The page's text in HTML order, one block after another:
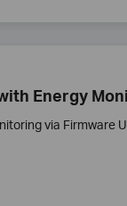
Energy
via Firmware